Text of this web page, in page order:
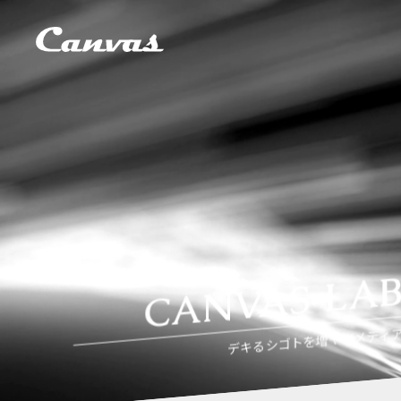
CANVAS
デキるシゴトを増やすメディ